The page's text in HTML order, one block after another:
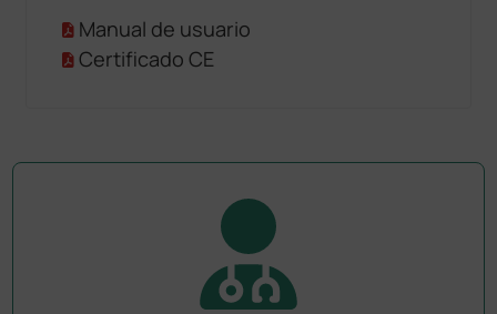
Manual de usuario
Certificado CE